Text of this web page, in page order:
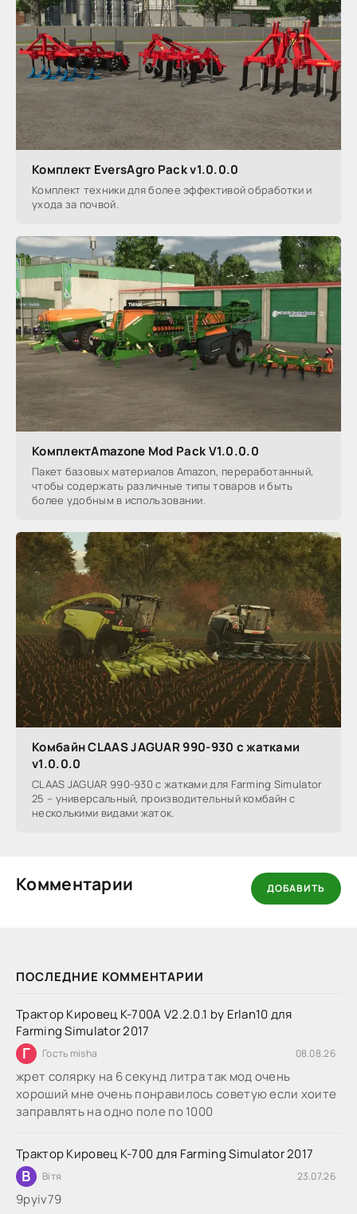
ПОСЛЕДНИЕ КОММЕНТАРИИ
Трактор Кировец К-700А V2.2.0.1 by Erlan10 для
Farming Simulator 2017
Г Гость misha 08.08.26
жрет солярку на 6 секунд литра так мод очень
хороший мне очень понравилось советую если хоите
заправлять на одно поле по 1000
Трактор Кировец К-700 для Farming Simulator 2017
В Вітя 23.07.26
9руіv79
Комплект EversAgro Pack v1.0.0.0
Комплект техники для более эффективой обработки и
ухода за почвой.
КомплектAmazone Mod Pack V1.0.0.0
Пакет базовых материалов Amazon, переработанный,
чтобы содержать различные типы товаров и быть
более удобным в использовании.
Комбайн CLAAS JAGUAR 990-930 с жатками
v1.0.0.0
CLAAS JAGUAR 990-930 с жатками для Farming Simulator
25 – универсальный, производительный комбайн с
несколькими видами жаток.
Комментарии ДОБАВИТЬ